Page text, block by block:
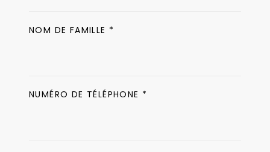
NOM DE FAMILLE *
NUMÉRO DE TÉLÉPHONE *